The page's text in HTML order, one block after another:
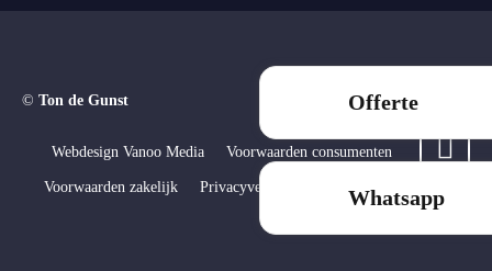
Offerte
Whatsapp
© Ton de Gunst
Webdesign Vanoo Media Voorwaarden consumenten
Voorwaarden zakelijk Privacyverklaring Sitemap